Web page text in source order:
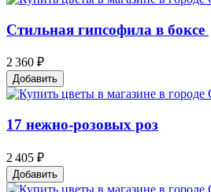
Стильная гипсофила в боксе ️
2 360 ₽
Добавить
17 нежно-розовых роз
2 405 ₽
Добавить